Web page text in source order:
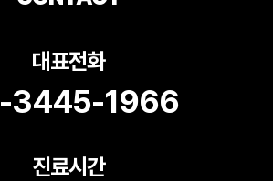
대표전화
3445-1966
진료시간